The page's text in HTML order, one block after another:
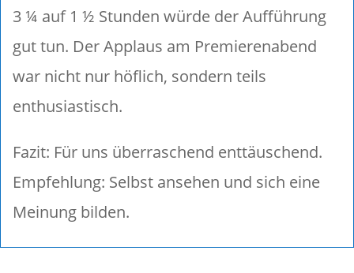
3 ¼ auf 1 ½ Stunden würde der Aufführung
gut tun. Der Applaus am Premierenabend
war nicht nur höflich, sondern teils
enthusiastisch.
Fazit: Für uns überraschend enttäuschend.
Empfehlung: Selbst ansehen und sich eine
Meinung bilden.